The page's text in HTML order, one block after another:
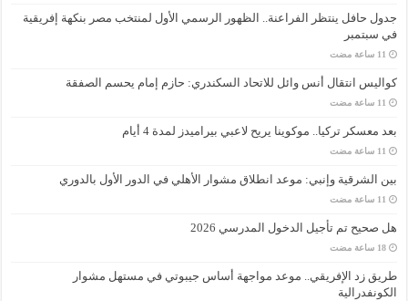
جدول حافل ينتظر الفراعنة.. الظهور الرسمي الأول لمنتخب مصر بنكهة إفريقية
في سبتمبر
كواليس انتقال أنس وائل للاتحاد السكندري: حازم إمام يحسم الصفقة
بعد معسكر تركيا.. موكوينا يريح لاعبي بيراميدز لمدة 4 أيام
بين الشرقية وإنبي: موعد انطلاق مشوار الأهلي في الدور الأول بالدوري
هل صحيح تم تأجيل الدخول المدرسي 2026
‏18 ساعة مضت
طريق زد الإفريقي.. موعد مواجهة أساس جيبوتي في مستهل مشوار
الكونفدرالية